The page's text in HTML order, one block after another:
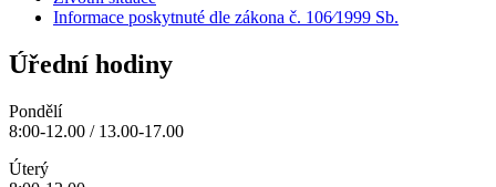
Informace poskytnuté dle zákona č. 106⁄1999 Sb.
Úřední hodiny
Pondělí
8:00-12.00 / 13.00-17.00
Úterý